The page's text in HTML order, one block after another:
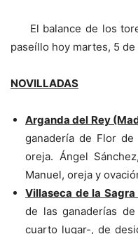
El balance de los
paseíllo hoy martes, 5
NOVILLADAS
Arganda del Rey
ganadería de Flor de
oreja. Ángel
Manuel, oreja y
Villaseca de la Sagra
de las ganaderías
cuarto lugar-, de